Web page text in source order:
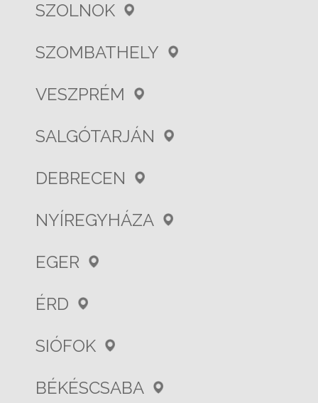
SZOLNOK
SZOMBATHELY
VESZPRÉM
SALGÓTARJÁN
DEBRECEN
NYÍREGYHÁZA
EGER
ÉRD
SIÓFOK
BÉKÉSCSABA